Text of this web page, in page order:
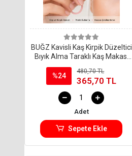
BUĞZ Kavisli Kaş Kirpik Düzeltici
Bıyık Alma Taraklı Kaş Makası
Yüz Bakım Seti Makas
%24
480,70 TL
365,70 TL
Adet
Sepete Ekle